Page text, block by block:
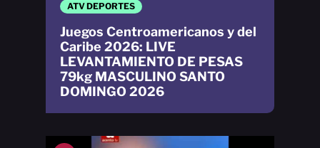
ATV DEPORTES
Juegos Centroamericanos y del
Caribe 2026: LIVE
LEVANTAMIENTO DE PESAS
79kg MASCULINO SANTO
DOMINGO 2026